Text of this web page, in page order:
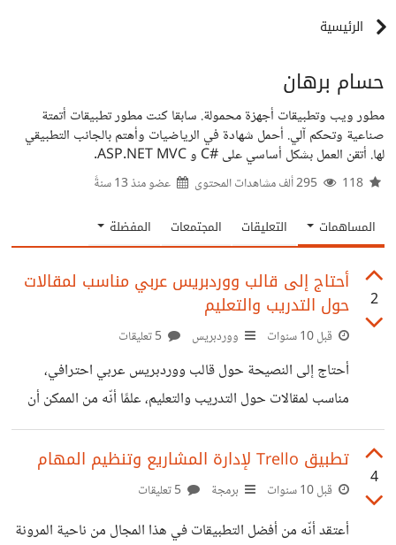
الرئيسية
حسام برهان
مطور ويب وتطبيقات أجهزة محمولة. سابقا كنت مطور تطبيقات أتمتة
صناعية وتحكم آلي. أحمل شهادة في الرياضيات وأهتم بالجانب التطبيقي
لها. أتقن العمل بشكل أساسي على #C و ASP.NET MVC.
عضو منذ13 سنةً
المساهمات التعليقات المجتمعات المفضلة
2
أحتاج إلى قالب ووردبريس عربي مناسب لمقالات
حول التدريب والتعليم
قبل 10 سنوات ووردبريس
أحتاج إلى النصيحة حول قالب ووردبريس عربي احترافي،
مناسب لمقالات حول التدريب والتعليم، علمًا أنّه من الممكن أن
يكون ضمن هذه المقالات ملفات فيديو وما إلى ذلك.
4
تطبيق Trello لإدارة المشاريع وتنظيم المهام
قبل 10 سنوات برمجة
أعتقد أنّه من أفضل التطبيقات في هذا المجال من ناحية المرونة